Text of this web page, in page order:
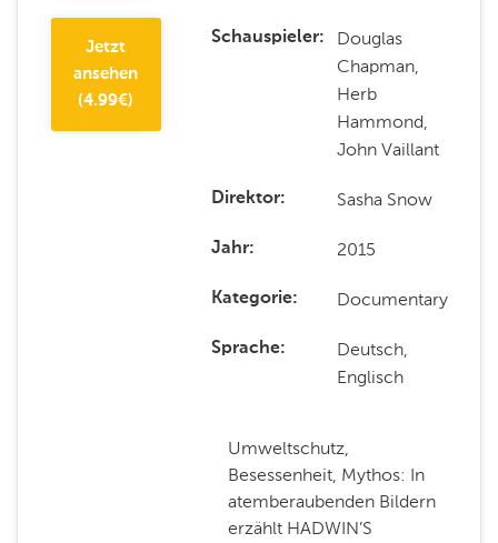
Jetzt
ansehen
(4.99€)
Schauspieler
Douglas
Chapman,
Herb
Hammond,
John Vaillant
Direktor Sasha Snow
Jahr 2015
Kategorie Documentary
Sprache
Deutsch,
Englisch
Umweltschutz,
Besessenheit, Mythos: In
atemberaubenden Bildern
erzählt HADWIN’S